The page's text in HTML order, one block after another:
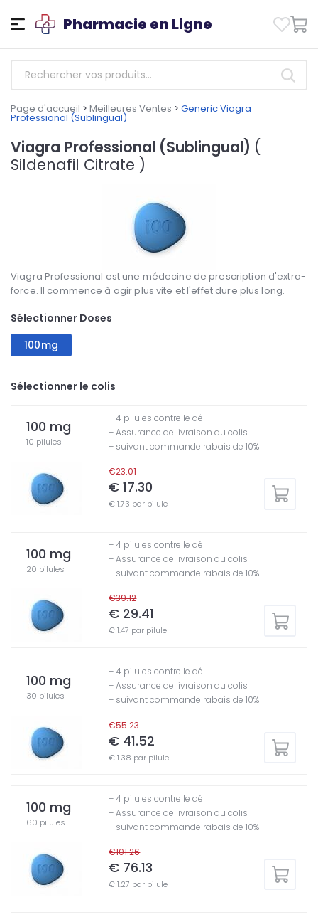
Pharmacie en Ligne
Page d'accueil > Meilleures Ventes > Generic Viagra
Professional (Sublingual)
Viagra Professional (Sublingual) (
Sildenafil Citrate )
Viagra Professional est une médecine de prescription d'extra-
force. Il commence à agir plus vite et l'effet dure plus long.
Sélectionner Doses
100mg
Sélectionner le colis
100 mg
10 pilules
€23.01
€ 17.30
€ 1.73 par pilule
+ 4 pilules contre le dé
+ Assurance de livraison du colis
+ suivant commande rabais de 10%
100 mg
20 pilules
€39.12
€ 29.41
€ 1.47 par pilule
+ 4 pilules contre le dé
+ Assurance de livraison du colis
+ suivant commande rabais de 10%
100 mg
30 pilules
€55.23
€ 41.52
€ 1.38 par pilule
+ 4 pilules contre le dé
+ Assurance de livraison du colis
+ suivant commande rabais de 10%
100 mg
60 pilules
€101.26
€ 76.13
€ 1.27 par pilule
+ 4 pilules contre le dé
+ Assurance de livraison du colis
+ suivant commande rabais de 10%